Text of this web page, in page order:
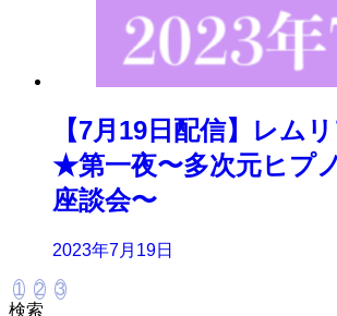
【7月19日配信】レム
★第一夜〜多次元ヒプ
座談会〜
2023年7月19日
1 2 3
検索